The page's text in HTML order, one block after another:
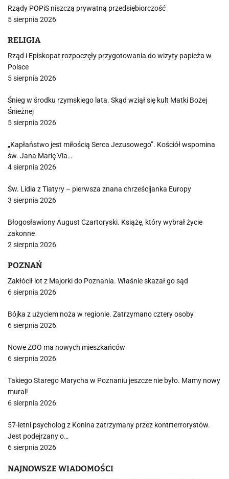
Rządy POPiS niszczą prywatną przedsiębiorczość
5 sierpnia 2026
RELIGIA
Rząd i Episkopat rozpoczęły przygotowania do wizyty papieża w
Polsce
5 sierpnia 2026
Śnieg w środku rzymskiego lata. Skąd wziął się kult Matki Bożej
Śnieżnej
5 sierpnia 2026
„Kapłaństwo jest miłością Serca Jezusowego”. Kościół wspomina
św. Jana Marię Via…
4 sierpnia 2026
Św. Lidia z Tiatyry – pierwsza znana chrześcijanka Europy
3 sierpnia 2026
Błogosławiony August Czartoryski. Książę, który wybrał życie
zakonne
2 sierpnia 2026
POZNAŃ
Zakłócił lot z Majorki do Poznania. Właśnie skazał go sąd
6 sierpnia 2026
Bójka z użyciem noża w regionie. Zatrzymano cztery osoby
6 sierpnia 2026
Nowe ZOO ma nowych mieszkańców
6 sierpnia 2026
Takiego Starego Marycha w Poznaniu jeszcze nie było. Mamy nowy
mural!
6 sierpnia 2026
57-letni psycholog z Konina zatrzymany przez kontrterrorystów.
Jest podejrzany o…
6 sierpnia 2026
NAJNOWSZE WIADOMOŚCI